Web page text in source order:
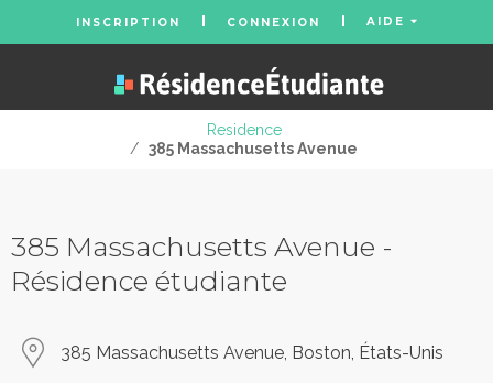
INSCRIPTION CONNEXION AIDE
Residence
/ 385 Massachusetts Avenue
385 Massachusetts Avenue -
Résidence étudiante
385 Massachusetts Avenue, Boston, États-Unis